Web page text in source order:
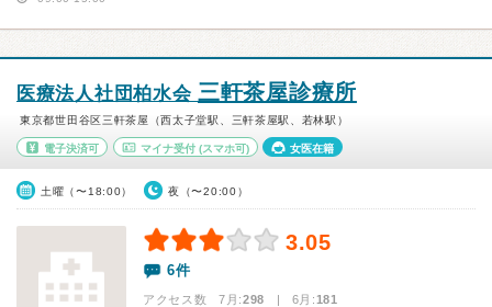
医療法人社団柏水会 三軒茶屋診療所
東京都世田谷区三軒茶屋（西太子堂駅、三軒茶屋駅、若林駅）
電子決済可 マイナ受付(スマホ可) 女医在籍
土曜（〜18:00） 夜（〜20:00）
3.05
6件
アクセス数 7月:298 | 6月:181